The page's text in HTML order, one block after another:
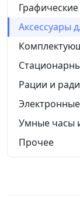
Аксессуары
Рации и
Умные часы
Прочее